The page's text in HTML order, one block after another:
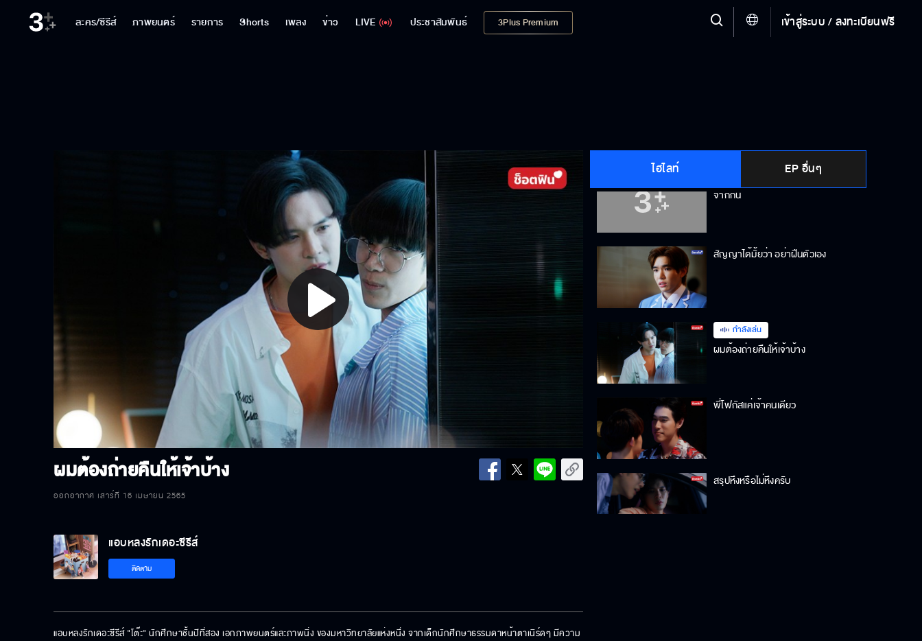
ละคร/ซีรีส์ ภาพยนตร์ รายการ Shorts เพลง ข่าว LIVE ประชาสัมพันธ์ 3Plus Premium เข้าสู่ระบบ / ลงทะเบียนฟรี
Play
Video
ผมต้องถ่ายคืนให้เจ้าบ้าง
ออกอากาศ เสาร์ที่ 16 เมษายน 2565
ไฮไลท์ EP อื่นๆ
ไม่ชอบใครมายุ่งของของพี่
จนกว่ากาลเวลาจะพรากเราทั้งสอง
จากกัน
สัญญาได้มั้ยว่า อย่าฝืนตัวเอง
กำลังเล่น
ผมต้องถ่ายคืนให้เจ้าบ้าง
พี่โฟกัสแค่เจ้าคนเดียว
สรุปหึงหรือไม่หึงครับ
แอบหลงรักเดอะซีรีส์
ติดตาม
แอบหลงรักเดอะซีรีส์ "โต๊ะ" นักศึกษาชั้นปีที่สอง เอกภาพยนตร์และภาพนิ่ง ของมหาวิทยาลัยแห่งหนึ่ง จากเด็กนักศึกษาธรรมดาหน้าตาเนิร์ดๆ มีความ